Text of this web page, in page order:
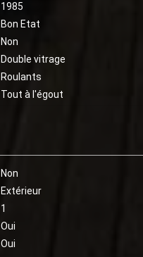
1985
Bon Etat
Non
Double vitrage
Roulants
Tout à l'égout
Non
Extérieur
1
Oui
Oui